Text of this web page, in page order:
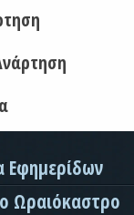
Εφημερίδων
Ωραιόκαστρο